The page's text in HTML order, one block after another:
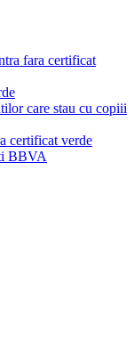
fara certificat
care stau cu copiii
certificat verde
BBVA